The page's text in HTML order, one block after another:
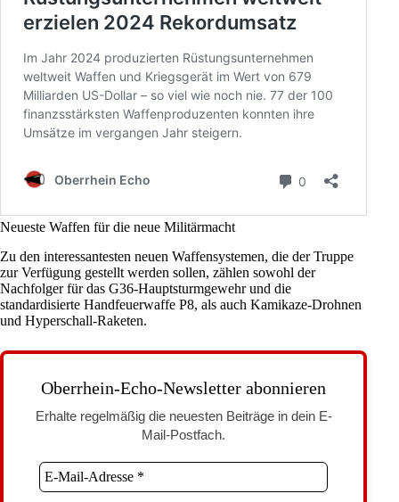
Neueste Waffen für die neue Militärmacht
Zu den interessantesten neuen Waffensystemen, die der Truppe
zur Verfügung gestellt werden sollen, zählen sowohl der
Nachfolger für das G36-Hauptsturmgewehr und die
standardisierte Handfeuerwaffe P8, als auch Kamikaze-Drohnen
und Hyperschall-Raketen.
Oberrhein-Echo-Newsletter abonnieren
Erhalte regelmäßig die neuesten Beiträge in dein E-
Mail-Postfach.